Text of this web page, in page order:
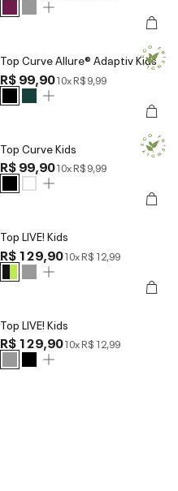
Top Curve Allure® Adaptiv Kids
R$ 99,9010xR$ 9,99
Top Curve Kids
R$ 99,9010xR$ 9,99
Top LIVE! Kids
R$ 129,9010xR$ 12,99
Top LIVE! Kids
R$ 129,9010xR$ 12,99